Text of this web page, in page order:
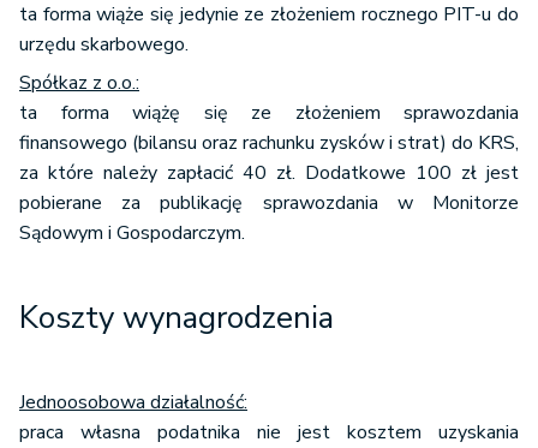
ta forma wiąże się jedynie ze złożeniem rocznego PIT-u do
urzędu skarbowego.
Spółkaz z o.o.:
ta forma wiążę się ze złożeniem sprawozdania
finansowego (bilansu oraz rachunku zysków i strat) do KRS,
za które należy zapłacić 40 zł. Dodatkowe 100 zł jest
pobierane za publikację sprawozdania w Monitorze
Sądowym i Gospodarczym.
Koszty wynagrodzenia
Jednoosobowa działalność:
praca własna podatnika nie jest kosztem uzyskania